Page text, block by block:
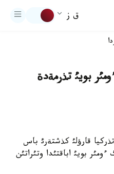
ق ز
بويئ تذرمةدة
- تذركيا قارؤلئ كذشتةرئ باس
بويئ اباقتئدا وتئراتئن